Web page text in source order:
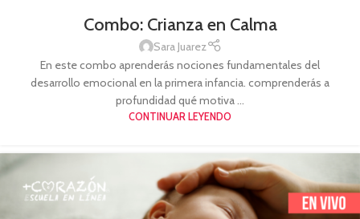
Combo: Crianza en Calma
Sara Juarez
En este combo aprenderás nociones fundamentales del
desarrollo emocional en la primera infancia. comprenderás a
profundidad qué motiva ...
CONTINUAR LEYENDO